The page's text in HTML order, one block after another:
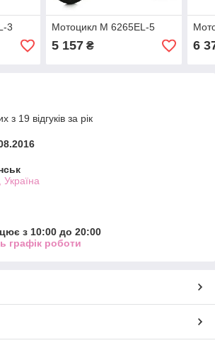
3 Мотоцикл M 6265EL-5
5 157₴ 6
з 19 відгуків за рік
Україна
з 10:00 до 20:00
графік роботи